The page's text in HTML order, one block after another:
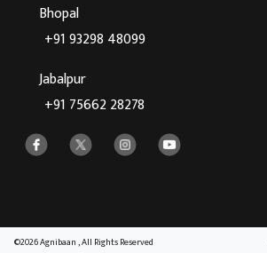
Bhopal
+91 93298 48099
Jabalpur
+91 75662 28278
©2026 Agnibaan , All Rights Reserved